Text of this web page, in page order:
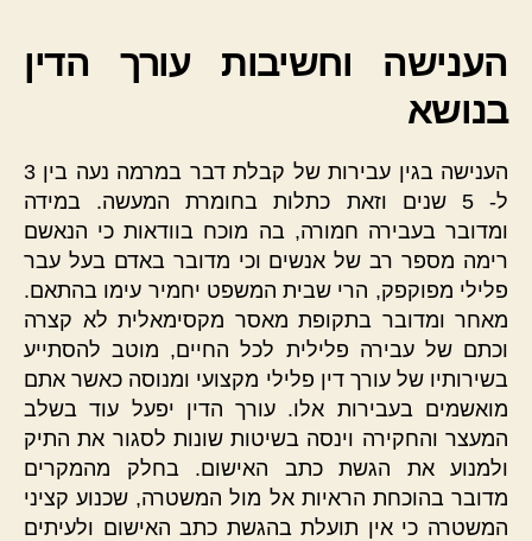
הענישה וחשיבות עורך הדין
בנושא
הענישה בגין עבירות של קבלת דבר במרמה נעה בין 3
ל- 5 שנים וזאת כתלות בחומרת המעשה. במידה
ומדובר בעבירה חמורה, בה מוכח בוודאות כי הנאשם
רימה מספר רב של אנשים וכי מדובר באדם בעל עבר
פלילי מפוקפק, הרי שבית המשפט יחמיר עימו בהתאם.
מאחר ומדובר בתקופת מאסר מקסימאלית לא קצרה
וכתם של עבירה פלילית לכל החיים, מוטב להסתייע
בשירותיו של עורך דין פלילי מקצועי ומנוסה כאשר אתם
מואשמים בעבירות אלו. עורך הדין יפעל עוד בשלב
המעצר והחקירה וינסה בשיטות שונות לסגור את התיק
ולמנוע את הגשת כתב האישום. בחלק מהמקרים
מדובר בהוכחת הראיות אל מול המשטרה, שכנוע קציני
המשטרה כי אין תועלת בהגשת כתב האישום ולעיתים